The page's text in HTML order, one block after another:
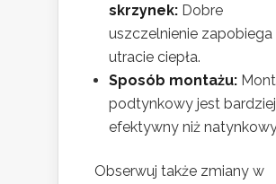
skrzynek: Dobre
uszczelnienie zapobiega
utracie ciepła.
Sposób montażu:
podtynkowy jest bardziej
efektywny niż
Obserwuj także zmiany w